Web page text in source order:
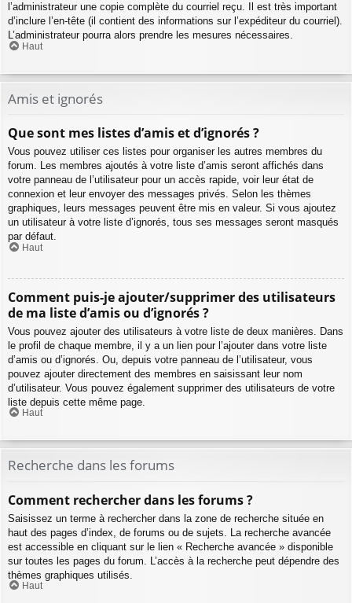
l’administrateur une copie complète du courriel reçu. Il est très important
d’inclure l’en-tête (il contient des informations sur l’expéditeur du courriel).
L’administrateur pourra alors prendre les mesures nécessaires.
Haut
Amis et ignorés
Que sont mes listes d’amis et d’ignorés ?
Vous pouvez utiliser ces listes pour organiser les autres membres du
forum. Les membres ajoutés à votre liste d’amis seront affichés dans
votre panneau de l’utilisateur pour un accès rapide, voir leur état de
connexion et leur envoyer des messages privés. Selon les thèmes
graphiques, leurs messages peuvent être mis en valeur. Si vous ajoutez
un utilisateur à votre liste d’ignorés, tous ses messages seront masqués
par défaut.
Haut
Comment puis-je ajouter/supprimer des utilisateurs
de ma liste d’amis ou d’ignorés ?
Vous pouvez ajouter des utilisateurs à votre liste de deux manières. Dans
le profil de chaque membre, il y a un lien pour l’ajouter dans votre liste
d’amis ou d’ignorés. Ou, depuis votre panneau de l’utilisateur, vous
pouvez ajouter directement des membres en saisissant leur nom
d’utilisateur. Vous pouvez également supprimer des utilisateurs de votre
liste depuis cette même page.
Haut
Recherche dans les forums
Comment rechercher dans les forums ?
Saisissez un terme à rechercher dans la zone de recherche située en
haut des pages d’index, de forums ou de sujets. La recherche avancée
est accessible en cliquant sur le lien « Recherche avancée » disponible
sur toutes les pages du forum. L’accès à la recherche peut dépendre des
thèmes graphiques utilisés.
Haut